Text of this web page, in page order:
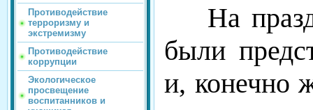
Противодействие
терроризму и
экстремизму
Противодействие
коррупции
Экологическое
просвещение
воспитанников и
На
были
и, конечно